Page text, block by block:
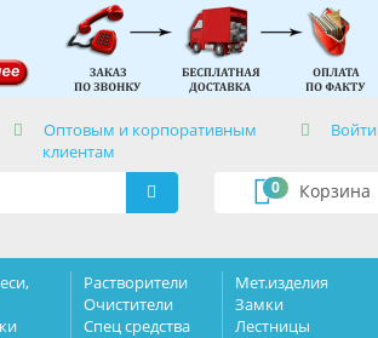
Оптовым и корпоративным
клиентам
Войти
Корзина
0
Растворители
Очистители
Спец средства
Мет.изделия
Замки
Лестницы